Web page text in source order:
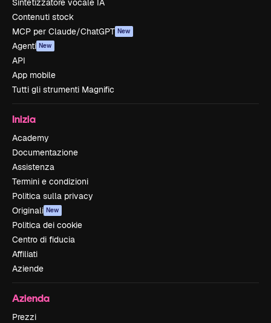
Sintetizzatore vocale IA
Contenuti stock
MCP per Claude/ChatGPT New
Agenti New
API
App mobile
Tutti gli strumenti Magnific
Inizia
Academy
Documentazione
Assistenza
Termini e condizioni
Politica sulla privacy
Originali New
Politica dei cookie
Centro di fiducia
Affiliati
Aziende
Azienda
Prezzi